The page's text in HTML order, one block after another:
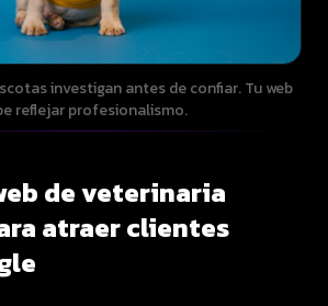
investigan antes de confiar. Tu web
reflejar profesionalismo.
de veterinaria
atraer clientes